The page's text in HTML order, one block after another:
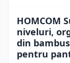
HOMCOM
niveluri,
din
pentru